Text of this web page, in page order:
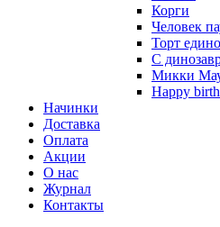
Корги
Человек
Торт
С
Микки
Happy
Начинки
Доставка
Оплата
Акции
О нас
Журнал
Контакты